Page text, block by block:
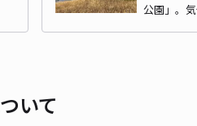
公園」。
いて